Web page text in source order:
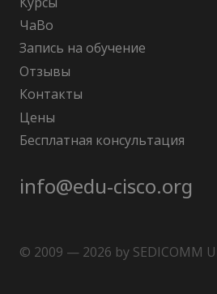
ЧаВо
Запись на обучение
Отзывы
Контакты
Цены
Бесплатная консультация
info@edu-cisco.org
© 2009 — 2026 by SEDICOMM